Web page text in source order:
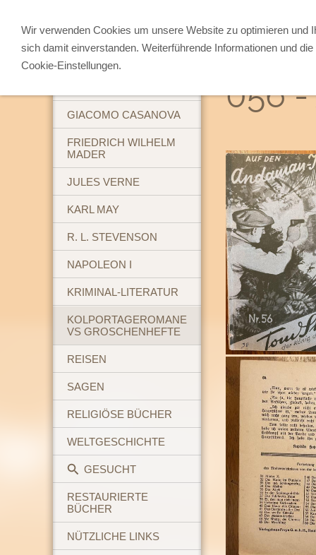
ABENTEUERBÜCHER
GIACOMO CASANOVA
FRIEDRICH WILHELM
MADER
JULES VERNE
KARL MAY
R. L. STEVENSON
NAPOLEON I
KRIMINAL-LITERATUR
KOLPORTAGEROMANE
VS GROSCHENHEFTE
REISEN
SAGEN
RELIGIÖSE BÜCHER
WELTGESCHICHTE
GESUCHT
RESTAURIERTE
BÜCHER
NÜTZLICHE LINKS
056 -
Wir verwenden Cookies um unsere Website zu optimieren und
sich damit einverstanden. Weiterführende Informationen und
Cookie-Einstellungen.